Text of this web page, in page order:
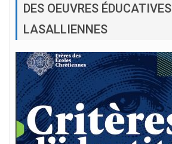
DES OEUVRES ÉDUCATIVES
LASALLIENNES